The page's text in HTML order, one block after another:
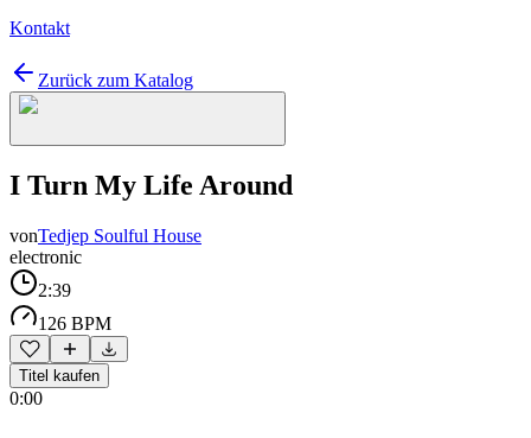
Kontakt
Zurück zum Katalog
I Turn My Life Around
vonTedjep Soulful House
electronic
2:39
126 BPM
Titel kaufen
0:00